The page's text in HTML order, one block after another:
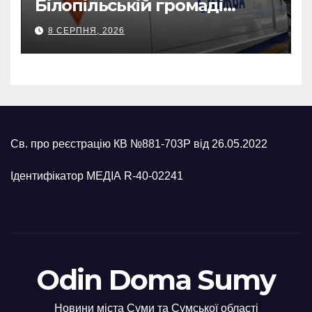
Білопільській громаді
знайшли 120-мм міну
8 СЕРПНЯ, 2026
Св. про реєстрацію КВ №881-703Р від 26.05.2022
Ідентифікатор МЕДІА R-40-02241
Odin Doma Sumy
Новини міста Суми та Сумської області